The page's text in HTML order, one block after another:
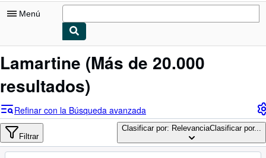
Menú
Consultar mis pedidos
Búsqueda avanzada
Colecciones
Lamartine (Más de 20.000
resultados)
Refinar con la Búsqueda avanzada
Filtrar
Clasificar por: RelevanciaClasificar por...